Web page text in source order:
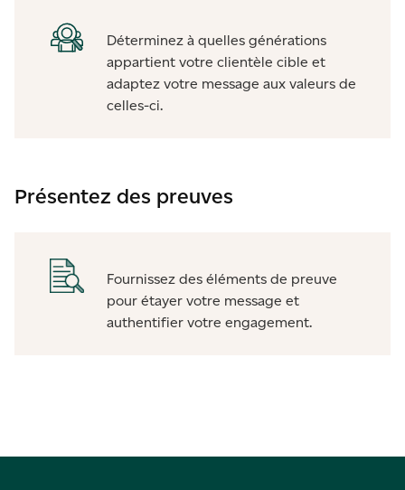
Déterminez à quelles générations
appartient votre clientèle cible et
adaptez votre message aux valeurs de
celles-ci.
Présentez des preuves
Fournissez des éléments de preuve
pour étayer votre message et
authentifier votre engagement.